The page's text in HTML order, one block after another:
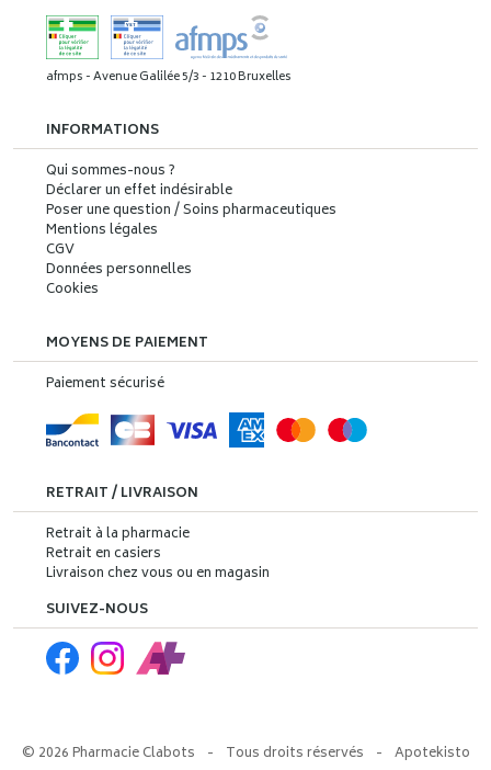
afmps - Avenue Galilée 5/3 - 1210 Bruxelles
INFORMATIONS
Qui sommes-nous ?
Déclarer un effet indésirable
Poser une question / Soins pharmaceutiques
Mentions légales
CGV
Données personnelles
Cookies
MOYENS DE PAIEMENT
Paiement sécurisé
RETRAIT / LIVRAISON
Retrait à la pharmacie
Retrait en casiers
Livraison chez vous ou en magasin
SUIVEZ-NOUS
© 2026 Pharmacie Clabots - Tous droits réservés - Apotekisto